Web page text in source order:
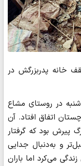
سقف خانه پدربزرگش در
در روستای مشاع
اتفاق افتاد. آن
30متری پدربزرگ پیرش بود که گرفتار
و به‌دنبال جدایی
می‌کرد اما باران